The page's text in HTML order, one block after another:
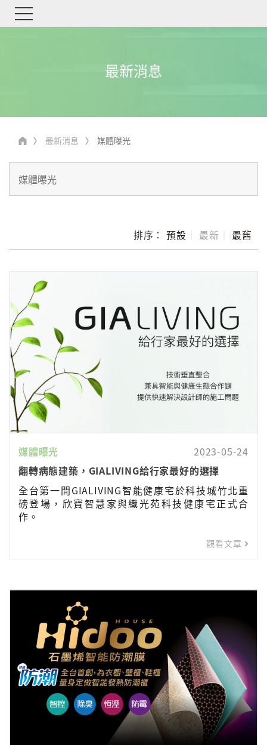
最新消息
最新消息 媒體曝光
排序：預設 最新 最舊
媒體曝光
2023-05-24
翻轉病態建築，GIALIVING給行家最好的選擇
全台第一間GIALIVING智能健康宅於科技城竹北重
磅登場，欣寶智慧家與織光苑科技健康宅正式合
作。
觀看文章